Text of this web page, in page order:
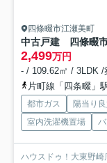
四條畷市江瀬美町
中古戸建 四條畷市
2,499万円
- / 109.62㎡ / 3LDK /
片町線「四条畷」
都市ガス 陽当り
室内洗濯機置場
ハウスドゥ！大東野